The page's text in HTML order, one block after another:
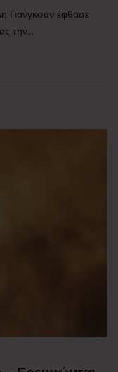
Γιανγκσάν έφθασε
την...